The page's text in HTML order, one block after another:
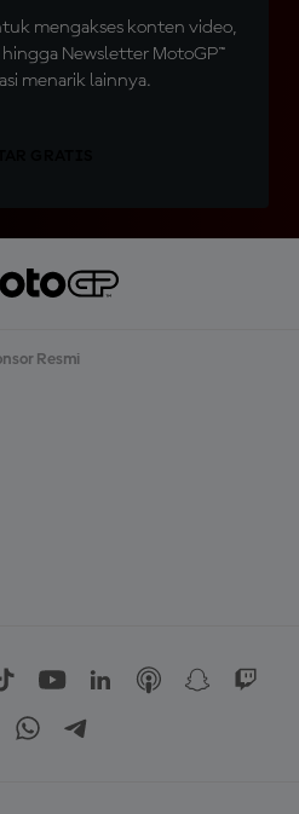
mengakses konten video,
Newsletter MotoGP™
menarik lainnya.
Resmi